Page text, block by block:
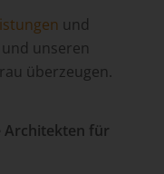
und
unseren
überzeugen.
Architekten für